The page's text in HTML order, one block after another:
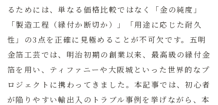
るためには、単なる価格比較ではなく「金の純度」
「製造工程（縁付か断切か）」「用途に応じた耐久
性」の3点を正確に見極めることが不可欠です。五明
金箔工芸では、明治初期の創業以来、最高級の縁付金
箔を用い、ティファニーや大阪城といった世界的なプ
ロジェクトに携わってきました。本記事では、初心者
が陥りやすい輸出入のトラブル事例を挙げながら、本